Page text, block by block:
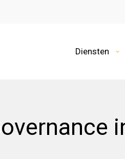
Diensten